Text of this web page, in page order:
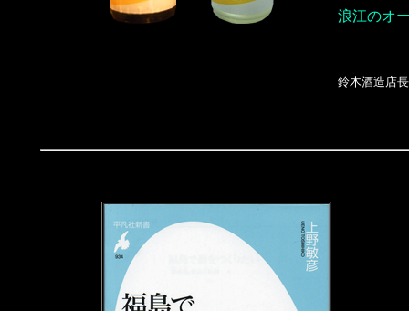
浪江のオ
鈴木酒造店